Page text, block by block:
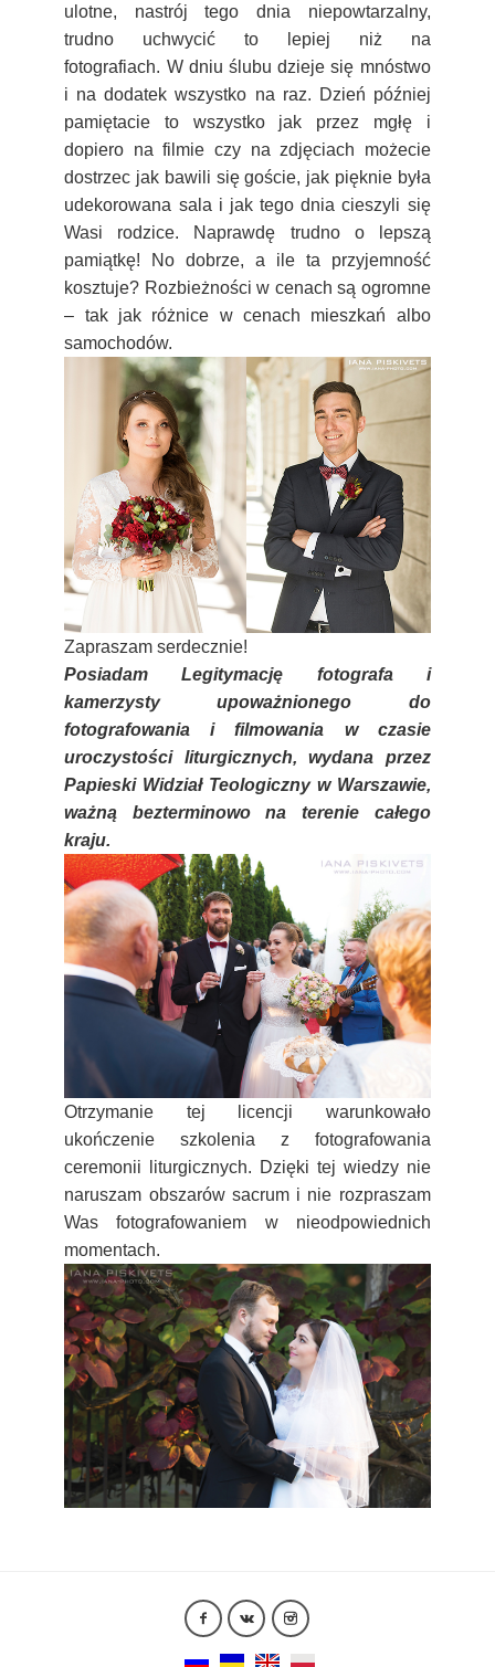
ulotne, nastrój tego dnia niepowtarzalny,
trudno uchwycić to lepiej niż na
fotografiach. W dniu ślubu dzieje się mnóstwo
i na dodatek wszystko na raz. Dzień później
pamiętacie to wszystko jak przez mgłę i
dopiero na filmie czy na zdjęciach możecie
dostrzec jak bawili się goście, jak pięknie była
udekorowana sala i jak tego dnia cieszyli się
Wasi rodzice. Naprawdę trudno o lepszą
pamiątkę! No dobrze, a ile ta przyjemność
kosztuje? Rozbieżności w cenach są ogromne
– tak jak różnice w cenach mieszkań albo
samochodów.
Zapraszam serdecznie!
Posiadam Legitymację fotografa i
kamerzysty upoważnionego do
fotografowania i filmowania w czasie
uroczystości liturgicznych, wydana przez
Papieski Widział Teologiczny w Warszawie,
ważną bezterminowo na terenie całego
kraju.
Otrzymanie tej licencji warunkowało
ukończenie szkolenia z fotografowania
ceremonii liturgicznych. Dzięki tej wiedzy nie
naruszam obszarów sacrum i nie rozpraszam
Was fotografowaniem w nieodpowiednich
momentach.